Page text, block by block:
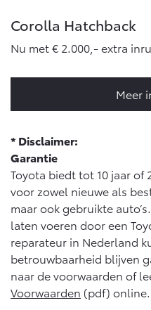
Corolla Hatchback
Nu met € 2.000,- extra
Meer
* Disclaimer:
Garantie
Toyota biedt tot 10 jaar of
voor zowel nieuwe als
maar ook gebruikte
laten voeren door een
reparateur in Nederland
betrouwbaarheid blijven
naar de voorwaarden of
Voorwaarden (pdf) online.